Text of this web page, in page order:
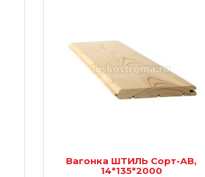
Вагонка ШТИЛЬ Сорт-АВ,
14*135*2000